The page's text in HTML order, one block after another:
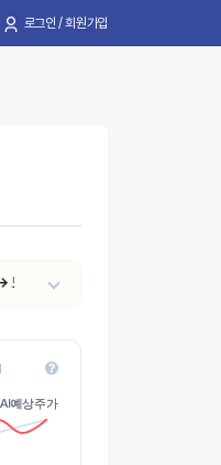
로그인 / 회원가입
으로 변동되었습니다.
AI예상주가
AI예상주가